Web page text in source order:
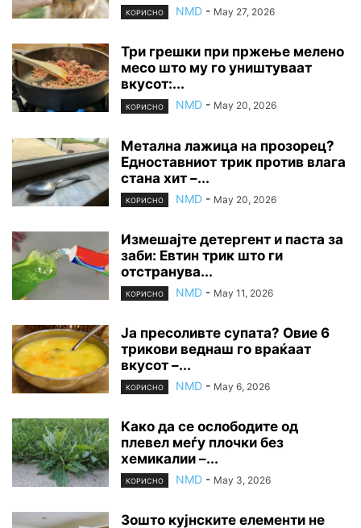
КОРИСНО NMD - May 27, 2026
Три грешки при пржење мелено
месо што му го уништуваат
вкусот:...
КОРИСНО NMD - May 20, 2026
Метална лажица на прозорец?
Едноставниот трик против влага
стана хит –...
КОРИСНО NMD - May 20, 2026
Измешајте детергент и паста за
заби: Евтин трик што ги
отстранува...
КОРИСНО NMD - May 11, 2026
Ја пресоливте супата? Овие 6
трикови веднаш го враќаат
вкусот –...
КОРИСНО NMD - May 6, 2026
Како да се ослободите од
плевел меѓу плочки без
хемикалии –...
КОРИСНО NMD - May 3, 2026
Зошто кујнските елементи не